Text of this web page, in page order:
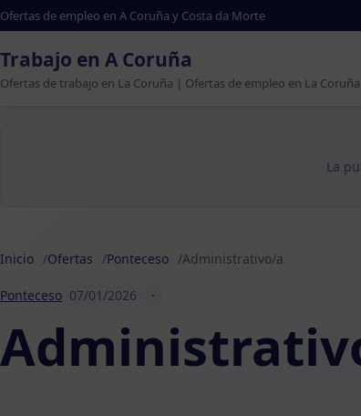
Ofertas de empleo en A Coruña y Costa da Morte
Trabajo en A Coruña
Ofertas de trabajo en La Coruña | Ofertas de empleo en La Coruña
La
Inicio Ofertas Ponteceso Administrativo/a
Ponteceso 07/01/2026 -